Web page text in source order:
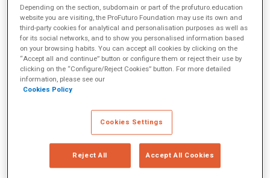
Depending on the section, subdomain or part of the profuturo.education
website you are visiting, the ProFuturo Foundation may use its own and
third-party cookies for analytical and personalisation purposes as well as
for its social networks, and to show you personalised information based
on your browsing habits. You can accept all cookies by clicking on the
“Accept all and continue” button or configure them or reject their use by
clicking on the “Configure/Reject Cookies” button. For more detailed
information, please see our
Cookies Policy
Cookies Settings
Reject All Accept All Cookies